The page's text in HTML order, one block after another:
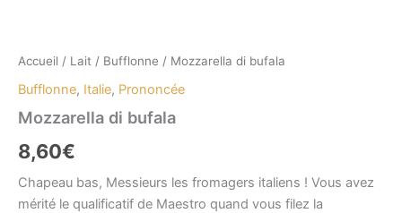
Accueil / Lait / Bufflonne / Mozzarella di bufala
Bufflonne, Italie, Prononcée
Mozzarella di bufala
8,60€
Chapeau bas, Messieurs les fromagers italiens ! Vous avez
mérité le qualificatif de Maestro quand vous filez la